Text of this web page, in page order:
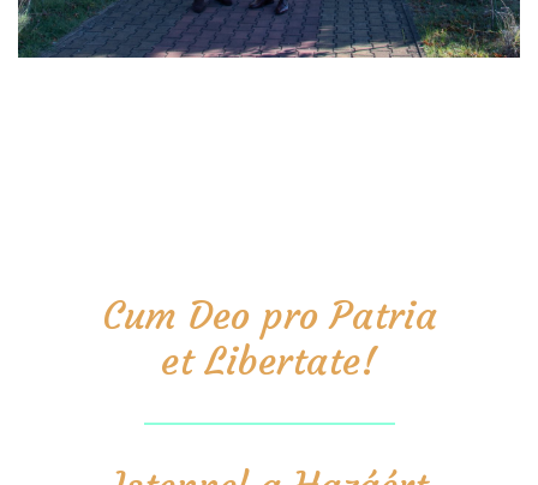
Cum Deo pro Patria
et Libertate!